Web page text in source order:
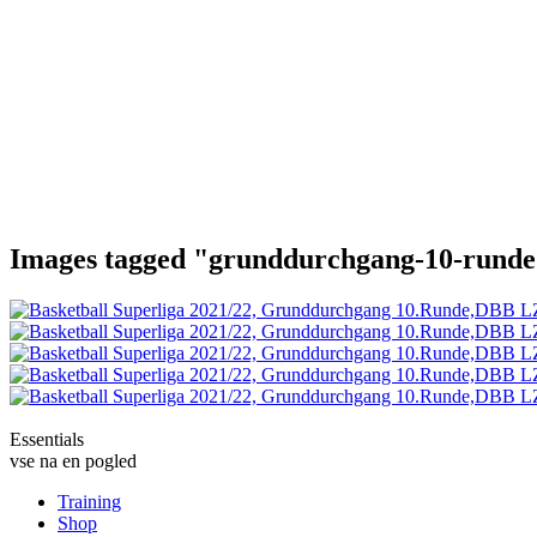
Images tagged "grunddurchgang-10-
Essentials
vse na en pogled
Training
Shop